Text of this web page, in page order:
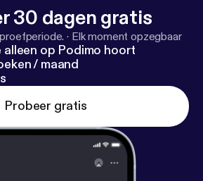
30 dagen gratis
· Elk moment opzegbaar
alleen op Podimo hoort
/ maand
Probeer gratis